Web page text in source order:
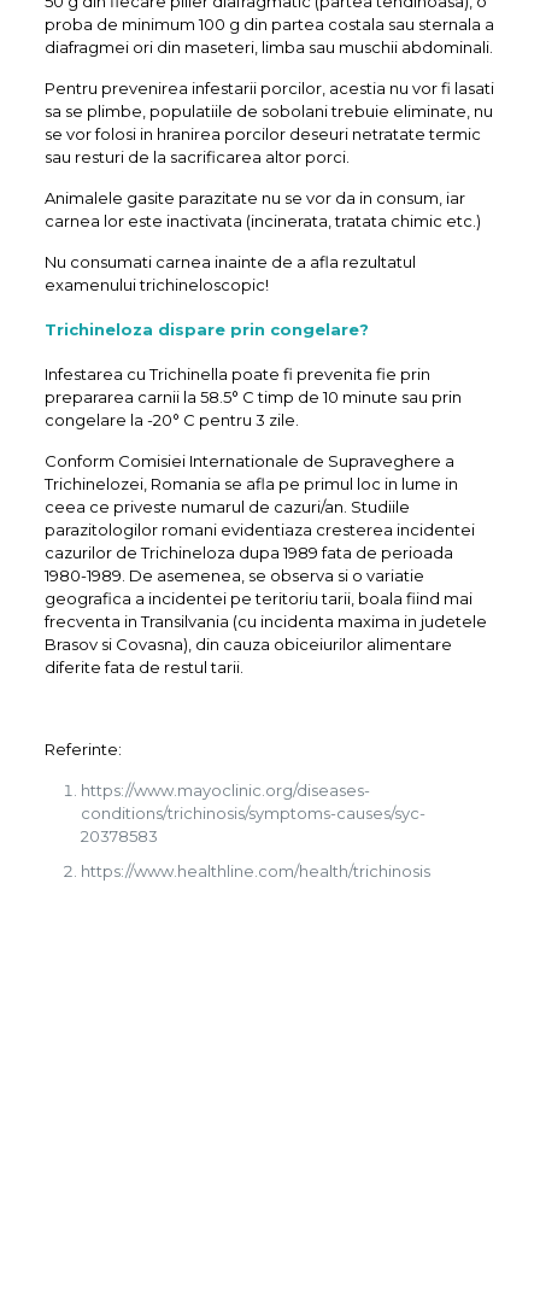
proba de minimum 100 g din partea costala sau sternala a
diafragmei ori din maseteri, limba sau muschii abdominali.
Pentru prevenirea infestarii porcilor, acestia nu vor fi lasati
sa se plimbe, populatiile de sobolani trebuie eliminate, nu
se vor folosi in hranirea porcilor deseuri netratate termic
sau resturi de la sacrificarea altor porci.
Animalele gasite parazitate nu se vor da in consum, iar
carnea lor este inactivata (incinerata, tratata chimic etc.)
Nu consumati carnea inainte de a afla rezultatul
examenului trichineloscopic!
Trichineloza dispare prin congelare?
Infestarea cu Trichinella poate fi prevenita fie prin
prepararea carnii la 58.5° C timp de 10 minute sau prin
congelare la -20° C pentru 3 zile.
Conform Comisiei Internationale de Supraveghere a
Trichinelozei, Romania se afla pe primul loc in lume in
ceea ce priveste numarul de cazuri/an. Studiile
parazitologilor romani evidentiaza cresterea incidentei
cazurilor de Trichineloza dupa 1989 fata de perioada
1980-1989. De asemenea, se observa si o variatie
geografica a incidentei pe teritoriu tarii, boala fiind mai
frecventa in Transilvania (cu incidenta maxima in judetele
Brasov si Covasna), din cauza obiceiurilor alimentare
diferite fata de restul tarii.
Referinte:
https://www.mayoclinic.org/diseases-
conditions/trichinosis/symptoms-causes/syc-
20378583
https://www.healthline.com/health/trichinosis